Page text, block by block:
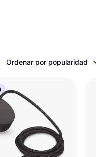
categorías
Ordenar por popularidad